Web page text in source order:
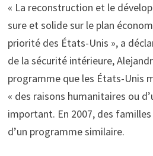
« La reconstruction et le
sure et solide sur le plan
priorité des États-Unis », a
de la sécurité intérieure,
programme que les États-Unis
« des raisons humanitaires ou
important. En 2007, des
d’un programme similaire.